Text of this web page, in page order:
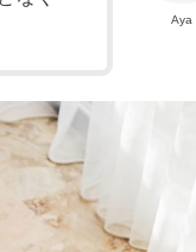
Aya